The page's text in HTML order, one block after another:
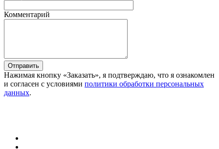
Комментарий
Отправить
Нажимая кнопку «Заказать», я подтверждаю, что я ознакомлен
и согласен с условиями политики обработки персональных
данных.